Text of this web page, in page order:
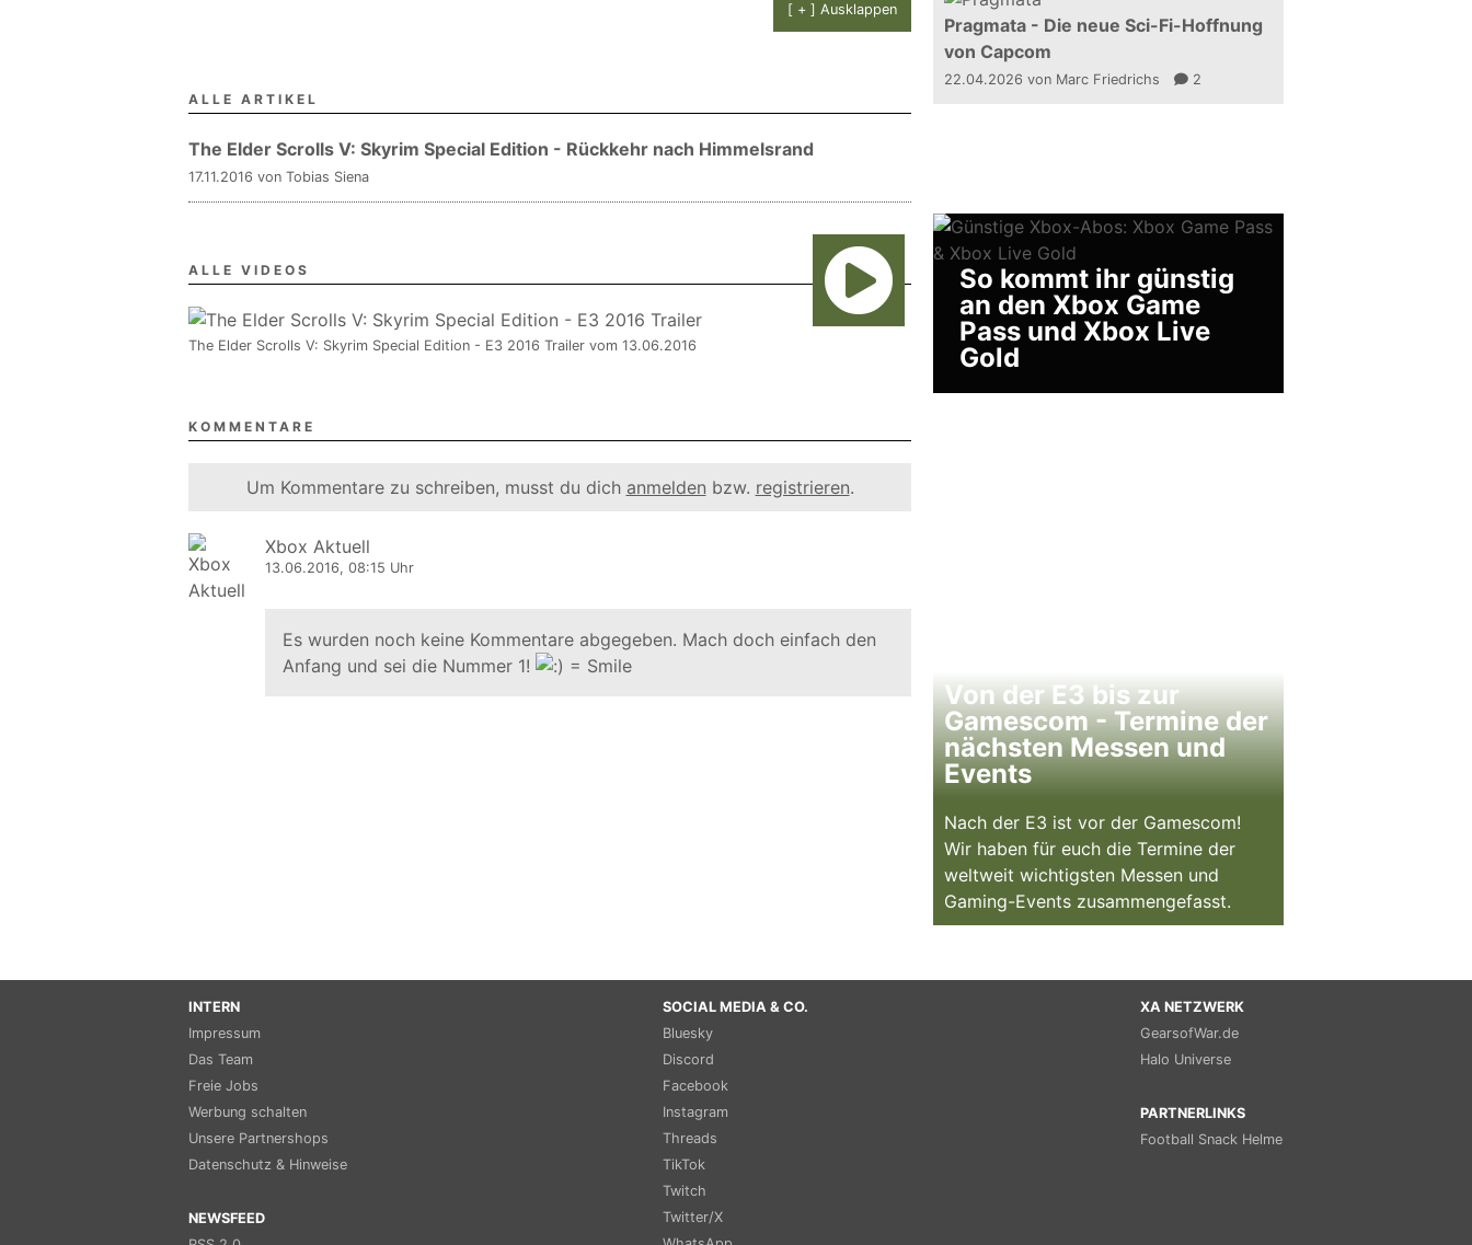
[ + ] Ausklappen
ALLE ARTIKEL
The Elder Scrolls V: Skyrim Special Edition - Rückkehr nach Himmelsrand
17.11.2016 von Tobias Siena
ALLE VIDEOS
The Elder Scrolls V: Skyrim Special Edition - E3 2016 Trailer vom 13.06.2016
KOMMENTARE
Um Kommentare zu schreiben, musst du dich anmelden bzw. registrieren.
Xbox Aktuell
13.06.2016, 08:15 Uhr
Es wurden noch keine Kommentare abgegeben. Mach doch einfach den
Anfang und sei die Nummer 1!
Pragmata - Die neue Sci-Fi-Hoffnung
von Capcom
22.04.2026 von Marc Friedrichs 2
So kommt ihr günstig
an den Xbox Game
Pass und Xbox Live
Gold
Von der E3 bis zur
Gamescom - Termine der
nächsten Messen und
Events
Nach der E3 ist vor der Gamescom!
Wir haben für euch die Termine der
weltweit wichtigsten Messen und
Gaming-Events zusammengefasst.
INTERN
Impressum
Das Team
Freie Jobs
Werbung schalten
Unsere Partnershops
Datenschutz & Hinweise
NEWSFEED
SOCIAL MEDIA & CO.
Bluesky
Discord
Facebook
Instagram
Threads
TikTok
Twitch
Twitter/X
XA NETZWERK
GearsofWar.de
Halo Universe
PARTNERLINKS
Football Snack Helme